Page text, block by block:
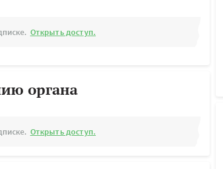
Открыть доступ.
органа
Открыть доступ.